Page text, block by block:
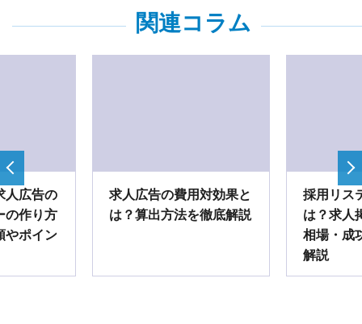
関連コラム
人広告の
の作り方
やポイン
求人広告の費用対効果と
は？算出方法を徹底解説
採用リス
は？求人
相場・成
解説